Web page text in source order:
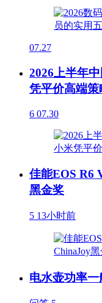
07.27
2026上半年
凭平价高端
6 07.30
佳能EOS R6
黑金奖
5 13小时前
电水壶功率